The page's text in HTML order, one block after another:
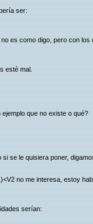
ser:
es como digo, pero con los
esté mal.
que no existe o qué?
se le quisiera poner,
no me interesa, estoy
serían: